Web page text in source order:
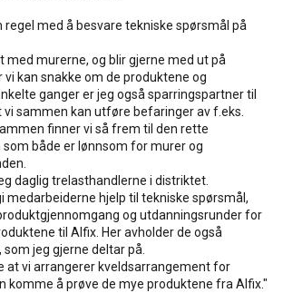
med å besvare tekniske spørsmål på
murerne, og blir gjerne med ut på
vi kan snakke om de produktene og
ganger er jeg også sparringspartner til
sammen kan utføre befaringer av f.eks.
finner vi så frem til den rette
som både er lønnsom for murer og
daglig trelasthandlerne i distriktet.
medarbeiderne hjelp til tekniske spørsmål,
og utdanningsrunder for
til Alfix. Her avholder de også
jeg gjerne deltar på.
at vi arrangerer kveldsarrangement for
komme å prøve de mye produktene fra Alfix."